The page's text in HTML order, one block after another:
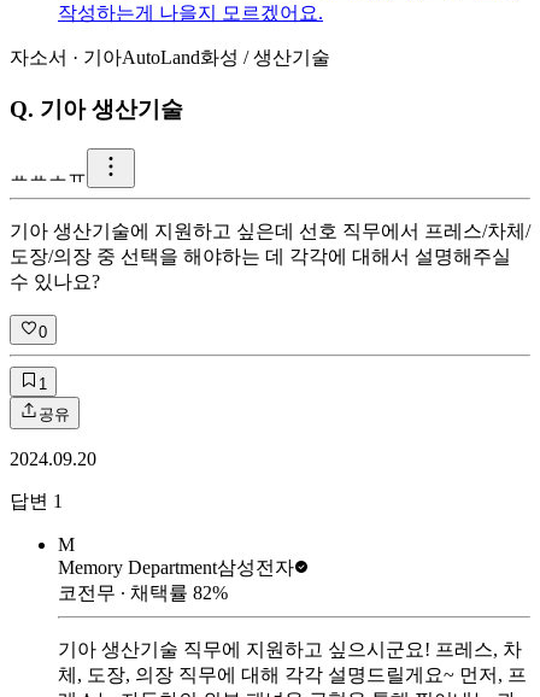
작성하는게 나을지 모르겠어요.
자소서 · 기아AutoLand화성 /생산기술
Q. 기아 생산기술
ㅛㅛㅗㅠ
기아 생산기술에 지원하고 싶은데 선호 직무에서 프레스/차체/
도장/의장 중 선택을 해야하는 데 각각에 대해서 설명해주실
수 있나요?
0
1
공유
2024.09.20
답변 1
M
Memory Department삼성전자
코전무 ∙ 채택률 82%
기아 생산기술 직무에 지원하고 싶으시군요! 프레스, 차
체, 도장, 의장 직무에 대해 각각 설명드릴게요~ 먼저, 프